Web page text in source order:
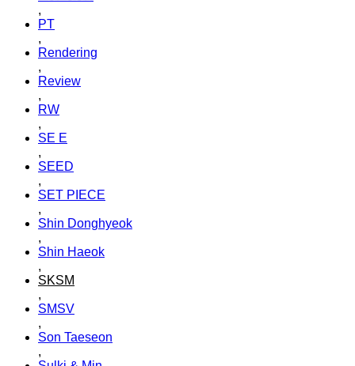
,
PT
,
Rendering
,
Review
,
RW
,
SE E
,
SEED
,
SET PIECE
,
Shin Donghyeok
,
Shin Haeok
,
SKSM
,
SMSV
,
Son Taeseon
,